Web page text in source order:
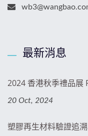
最新消息
2024 香港秋季禮品展
20 Oct, 2024
塑膠再生材料驗證追